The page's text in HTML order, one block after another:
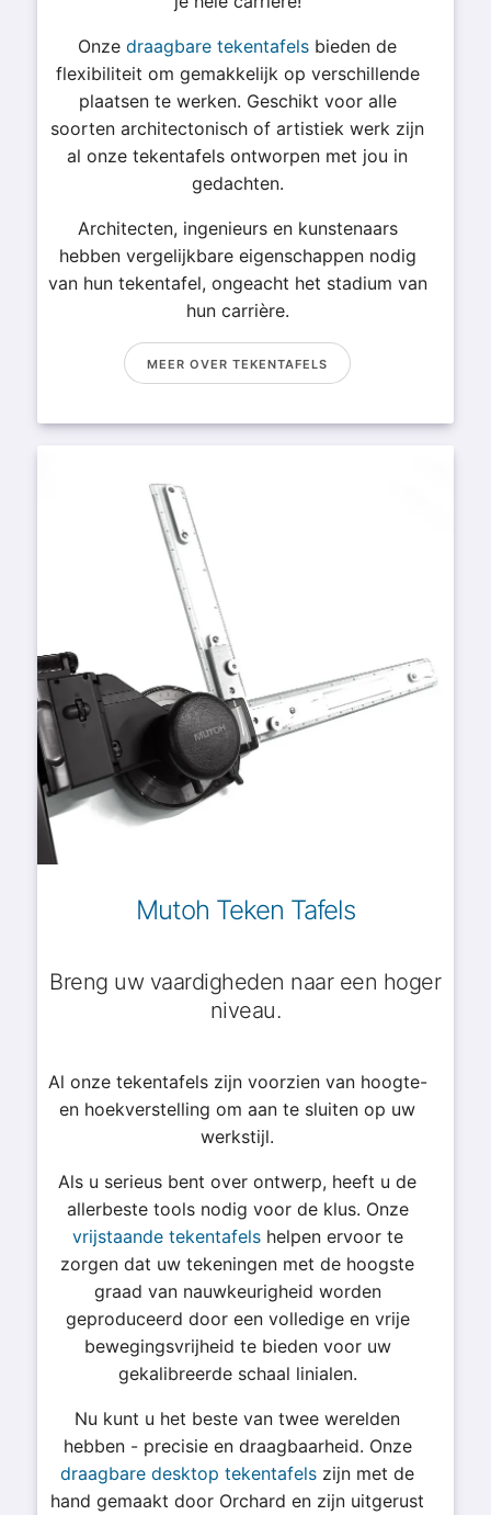
Onzedraagbare tekentafels bieden de
flexibiliteit om gemakkelijk op verschillende
plaatsen te werken. Geschikt voor alle
soorten architectonisch of artistiek werk zijn
al onze tekentafels ontworpen met jou in
gedachten.
Architecten, ingenieurs en kunstenaars
hebben vergelijkbare eigenschappen nodig
van hun tekentafel, ongeacht het stadium van
hun carrière.
MEER OVER TEKENTAFELS
Mutoh Teken Tafels
Breng uw vaardigheden naar een hoger
niveau.
Al onze tekentafels zijn voorzien van hoogte-
en hoekverstelling om aan te sluiten op uw
werkstijl.
Als u serieus bent over ontwerp, heeft u de
allerbeste tools nodig voor de klus. Onze
vrijstaande tekentafelshelpen ervoor te
zorgen dat uw tekeningen met de hoogste
graad van nauwkeurigheid worden
geproduceerd door een volledige en vrije
bewegingsvrijheid te bieden voor uw
gekalibreerde schaal linialen.
Nu kunt u het beste van twee werelden
hebben - precisie en draagbaarheid. Onze
draagbare desktop tekentafels zijn met de
hand gemaakt door Orchard en zijn uitgerust